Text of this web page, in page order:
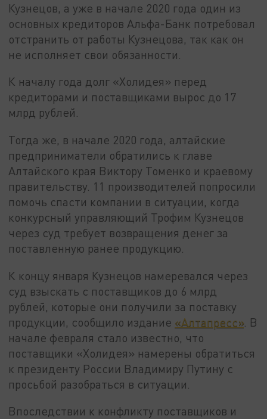
Кузнецов, а уже в начале 2020 года один из
основных кредиторов Альфа-Банк потребовал
отстранить от работы Кузнецова, так как он
не исполняет свои обязанности.
К началу года долг «Холидея» перед
кредиторами и поставщиками вырос до 17
млрд рублей.
Тогда же, в начале 2020 года, алтайские
предприниматели обратились к главе
Алтайского края Виктору Томенко и краевому
правительству. 11 производителей попросили
помочь спасти компании в ситуации, когда
конкурсный управляющий Трофим Кузнецов
через суд требует возвращения денег за
поставленную ранее продукцию.
К концу января Кузнецов намеревался через
суд взыскать с поставщиков до 6 млрд
рублей, которые они получили за поставку
продукции, сообщило издание «Алтапресс» . В
начале февраля стало известно, что
поставщики «Холидея» намерены обратиться
к президенту России Владимиру Путину с
просьбой разобраться в ситуации.
Впоследствии к конфликту поставщиков и